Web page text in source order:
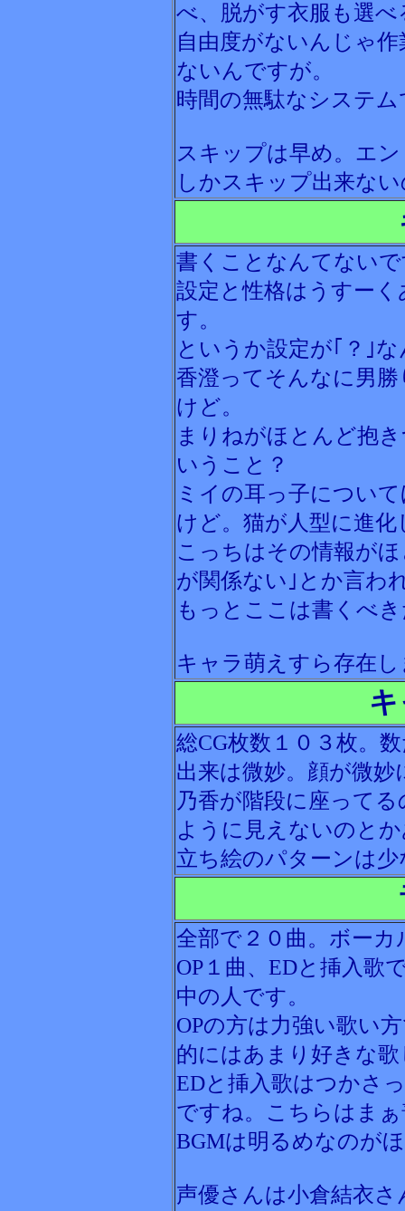
べ、脱がす衣服も選
自由度がないんじゃ
ないんですが。
時間の無駄なシステ
スキップは早め。エ
しかスキップ出来な
書くことなんてない
設定と性格はうすー
す。
というか設定が｢？｣
香澄ってそんなに男
けど。
まりねがほとんど抱
いうこと？
ミイの耳っ子につい
けど。猫が人型に進
こっちはその情報が
が関係ない｣とか言わ
もっとここは書くべ
キャラ萌えすら存在
総CG枚数１０３枚。
出来は微妙。顔が微
乃香が階段に座って
ように見えないのと
立ち絵のパターンは少
全部で２０曲。ボー
OP１曲、EDと挿入歌
中の人です。
OPの方は力強い歌い
的にはあまり好きな
EDと挿入歌はつかさ
ですね。こちらはま
BGMは明るめなのが
声優さんは小倉結衣